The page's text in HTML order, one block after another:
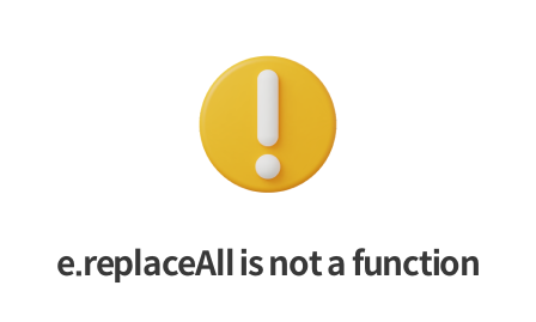
e.replaceAll is not a function